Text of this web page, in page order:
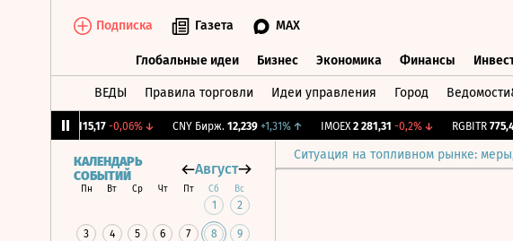
Подписка Газета MAX
Глобальные идеи Бизнес Экономика Финансы
ВЕДЫ Правила торговли Идеи управления Город
115,17 -0,06%↓ CNY Бирж. 12,239 +1,31%↑ IMOEX 2 281,31 -0,2%↓ RGBITR 775,48
Ситуация на топливном рынке:
КАЛЕНДАРЬ
СОБЫТИЙ
Август
Пн Вт Ср Чт Пт Сб Вс
1 2
3 4 5 6 7 8 9